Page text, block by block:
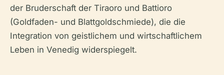
der Bruderschaft der Tiraoro und Battioro
(Goldfaden- und Blattgoldschmiede), die die
Integration von geistlichem und wirtschaftlichem
Leben in Venedig widerspiegelt.